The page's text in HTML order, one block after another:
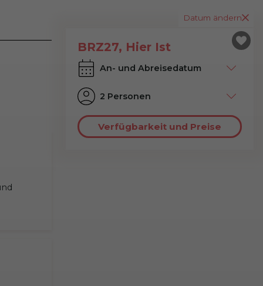
Datum ändern
BRZ27, Hier Ist
2 Personen
Verfügbarkeit und Preise